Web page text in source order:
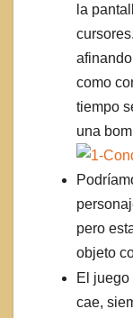
la
como
tiempo
una
pero
objeto
El
cae,